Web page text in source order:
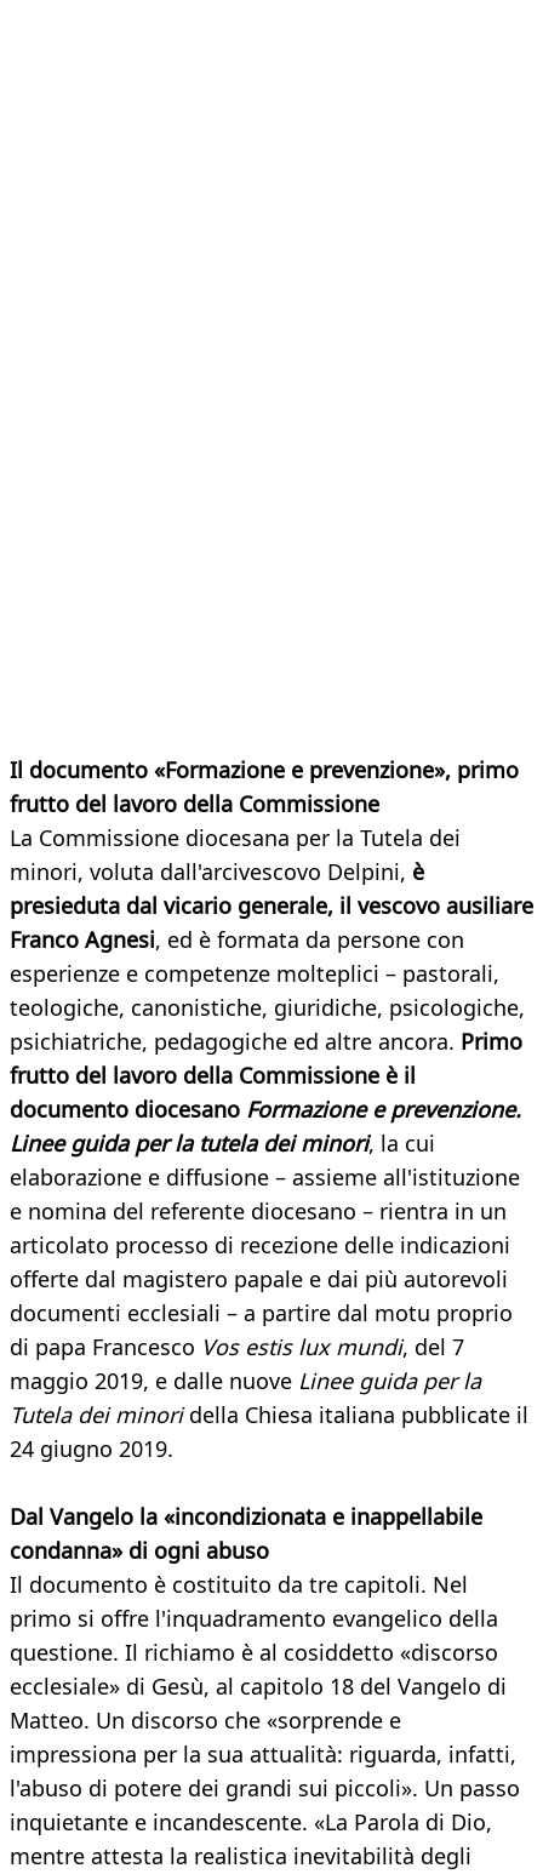
Il documento «Formazione e prevenzione», primo
frutto del lavoro della Commissione
La Commissione diocesana per la Tutela dei
minori, voluta dall'arcivescovo Delpini, è
presieduta dal vicario generale, il vescovo ausiliare
Franco Agnesi, ed è formata da persone con
esperienze e competenze molteplici – pastorali,
teologiche, canonistiche, giuridiche, psicologiche,
psichiatriche, pedagogiche ed altre ancora. Primo
frutto del lavoro della Commissione è il
documento diocesano Formazione e prevenzione.
Linee guida per la tutela dei minori, la cui
elaborazione e diffusione – assieme all'istituzione
e nomina del referente diocesano – rientra in un
articolato processo di recezione delle indicazioni
offerte dal magistero papale e dai più autorevoli
documenti ecclesiali – a partire dal motu proprio
di papa Francesco Vos estis lux mundi, del 7
maggio 2019, e dalle nuove Linee guida per la
Tutela dei minoridella Chiesa italiana pubblicate il
24 giugno 2019.
Dal Vangelo la «incondizionata e inappellabile
condanna» di ogni abuso
Il documento è costituito da tre capitoli. Nel
primo si offre l'inquadramento evangelico della
questione. Il richiamo è al cosiddetto «discorso
ecclesiale» di Gesù, al capitolo 18 del Vangelo di
Matteo. Un discorso che «sorprende e
impressiona per la sua attualità: riguarda, infatti,
l'abuso di potere dei grandi sui piccoli». Un passo
inquietante e incandescente. «La Parola di Dio,
mentre attesta la realistica inevitabilità degli